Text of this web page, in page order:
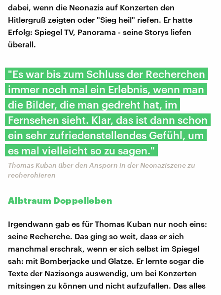
dabei, wenn die Neonazis auf Konzerten den
Hitlergruß zeigten oder "Sieg heil" riefen. Er hatte
Erfolg: Spiegel TV, Panorama - seine Storys liefen
überall.
"Es war bis zum Schluss der Recherchen
immer noch mal ein Erlebnis, wenn man
die Bilder, die man gedreht hat, im
Fernsehen sieht. Klar, das ist dann schon
ein sehr zufriedenstellendes Gefühl, um
es mal vielleicht so zu sagen."
Thomas Kuban über den Ansporn in der Neonaziszene zu
recherchieren
Albtraum Doppelleben
Irgendwann gab es für Thomas Kuban nur noch eins:
seine Recherche. Das ging so weit, dass er sich
manchmal erschrak, wenn er sich selbst im Spiegel
sah: mit Bomberjacke und Glatze. Er lernte sogar die
Texte der Nazisongs auswendig, um bei Konzerten
mitsingen zu können und nicht aufzufallen. Das alles